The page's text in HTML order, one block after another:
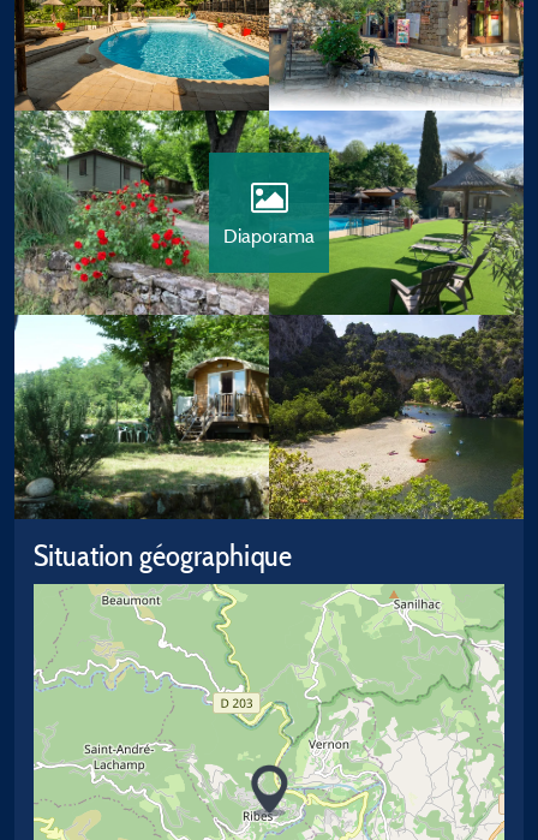
Diaporama
Situation géographique